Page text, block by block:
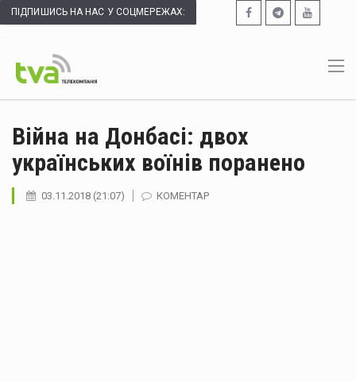
ПІДПИШИСЬ НА НАС У СОЦМЕРЕЖАХ:
Війна на Донбасі: двох
українських воїнів поранено
03.11.2018 (21:07) КОМЕНТАР